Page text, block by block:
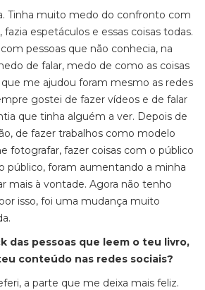
Tinha muito medo do confronto com
fazia espetáculos e essas coisas todas.
pessoas que não conhecia, na
de falar, medo de como as coisas
me ajudou foram mesmo as redes
gostei de fazer vídeos e de falar
que tinha alguém a ver. Depois de
de fazer trabalhos como modelo
fotografar, fazer coisas com o público
público, foram aumentando a minha
mais à vontade. Agora não tenho
isso, foi uma mudança muito
das pessoas que leem o teu livro,
conteúdo nas redes sociais?
a parte que me deixa mais feliz.